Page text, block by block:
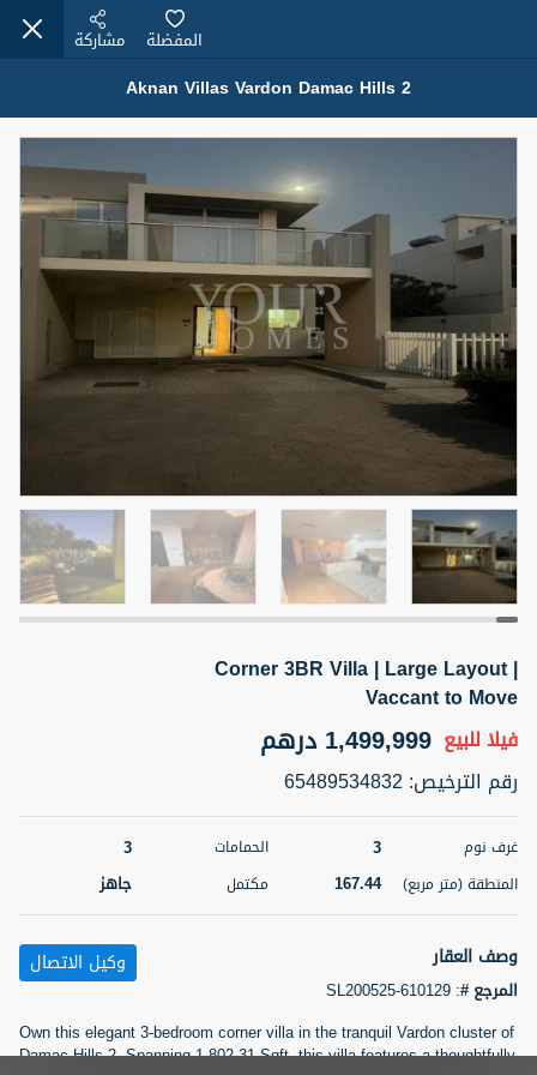
1.5 BHK 48 Parkside
للبيع 1,350,000 درهم
سرير
1
حمام
2
المنطقة (متر
مربع)
75.43
مفروش/ة جزئيا
اسم الوسيط
MOHAMMED ARSHAD SAIYED
رقم الوسيط
أتصل الأن
5 أشهر +
2BR Golf, Pool & Villa View | 3 Bathrooms | 1,274.77 Sq
Ft | Ellington House II
شقةللبيع 4,100,000 درهم
22
2
3
مربع)
118.34
المعروض
غير مفروش /ة
اسم الوسيط
TATIANA VEBER
رقم الوسيط
5 أشهر +
Aknan Villas Vardon Damac Hills 2
المفضلة مشاركة
Corner 3BR Villa | Large Layout |
Vaccant to Move
فيلاللبيع 1,499,999 درهم
رقم الترخيص:
65489534832
غرف نوم 3 الحمامات 3
المنطقة (متر مربع) 167.44 مكتمل جاهز
وصف العقار
المرجع #:
SL200525-610129
وكيل الاتصال
Own this elegant 3-bedroom corner villa in the tranquil Vardon cluster of
Damac Hills 2. Spanning 1,802.31 Sqft, this villa features a thoughtfully
تصفية